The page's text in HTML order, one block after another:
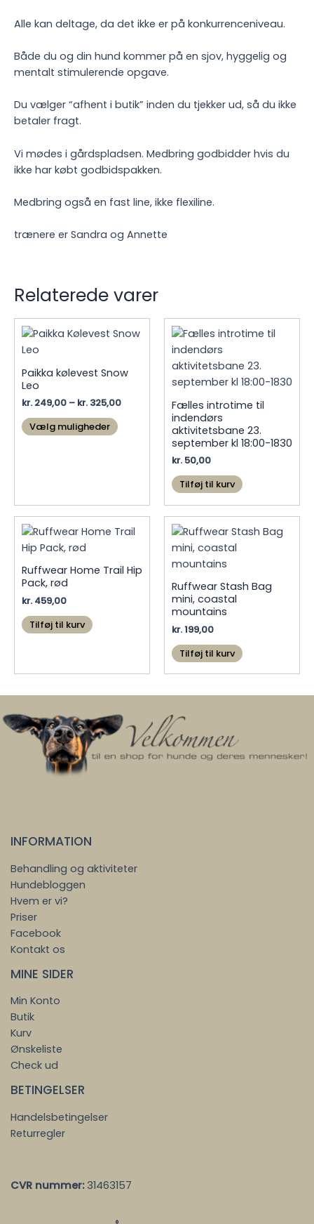
Alle kan deltage, da det ikke er på konkurrenceniveau.
Både du og din hund kommer på en sjov, hyggelig og
mentalt stimulerende opgave.
Du vælger “afhent i butik” inden du tjekker ud, så du ikke
betaler fragt.
Vi mødes i gårdspladsen. Medbring godbidder hvis du
ikke har købt godbidspakken.
Medbring også en fast line, ikke flexiline.
trænere er Sandra og Annette
Relaterede varer
Paikka kølevest Snow
Leo
kr. 249,00 – kr. 325,00Prisinterval:
Vælg muligheder Dette
kan
vælges
varesiden
Fælles introtime til
indendørs
aktivitetsbane 23.
september kl 18:00-1830
kr. 50,00
Tilføj til kurv
Ruffwear Home Trail Hip
Pack, rød
kr. 459,00
Tilføj til kurv
Ruffwear Stash Bag
mini, coastal
mountains
kr.199,00
Tilføj til kurv
INFORMATION
Behandling og aktiviteter
Hundebloggen
Hvem er vi?
Priser
Facebook
Kontakt os
MINE SIDER
Min Konto
Butik
Kurv
Ønskeliste
Check ud
BETINGELSER
Handelsbetingelser
Returregler
CVR nummer:31463157